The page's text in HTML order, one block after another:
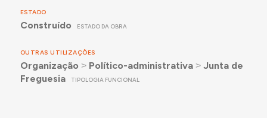
ESTADO
Construído ESTADO DA OBRA
OUTRAS UTILIZAÇÕES
Organização ˃ Político-administrativa˃ Junta de
Freguesia
TIPOLOGIA FUNCIONAL